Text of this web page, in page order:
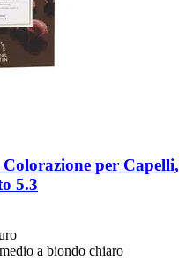
per Capelli,
5.3
a biondo chiaro